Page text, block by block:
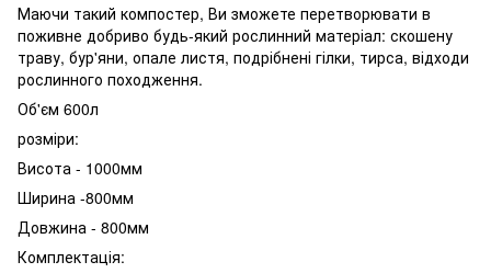
Маючи такий компостер, Ви зможете перетворювати в
поживне добриво будь-який рослинний матеріал: скошену
траву, бур'яни, опале листя, подрібнені гілки, тирса, відходи
рослинного походження.
Об'єм 600л
розміри:
Висота - 1000мм
Ширина -800мм
Довжина - 800мм
Комплектація: